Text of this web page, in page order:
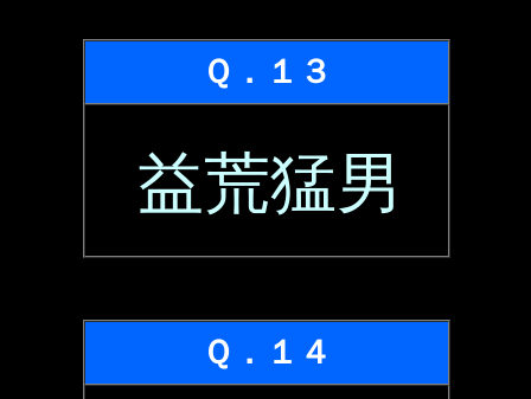
Ｑ．１３
益荒猛男
Ｑ．１４